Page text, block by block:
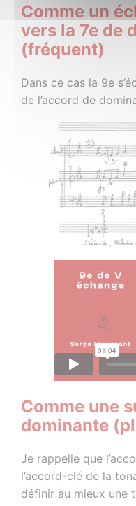
Comme un
vers la 7e de
(fréquent)
Dans ce cas la 9e
de l’accord de
Comme une
dominante
Je rappelle que
l’accord-clé de la
définir au mieux une